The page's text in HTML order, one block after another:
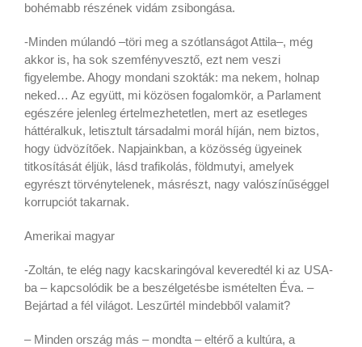
bohémabb részének vidám zsibongása.
-Minden múlandó –töri meg a szótlanságot Attila–, még
akkor is, ha sok szemfényvesztő, ezt nem veszi
figyelembe. Ahogy mondani szokták: ma nekem, holnap
neked… Az együtt, mi közösen fogalomkör, a Parlament
egészére jelenleg értelmezhetetlen, mert az esetleges
háttéralkuk, letisztult társadalmi morál híján, nem biztos,
hogy üdvözítőek. Napjainkban, a közösség ügyeinek
titkosítását éljük, lásd trafikolás, földmutyi, amelyek
egyrészt törvénytelenek, másrészt, nagy valószínűséggel
korrupciót takarnak.
Amerikai magyar
-Zoltán, te elég nagy kacskaringóval keveredtél ki az USA-
ba – kapcsolódik be a beszélgetésbe ismételten Éva. –
Bejártad a fél világot. Leszűrtél mindebből valamit?
– Minden ország más – mondta – eltérő a kultúra, a